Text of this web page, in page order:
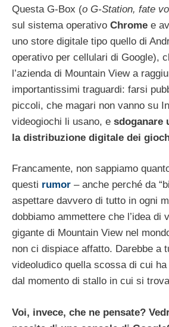
Questa G-Box (o G-Station, fate
sul sistema operativo Chrome e
uno store digitale tipo quello di
operativo per cellulari di Google),
l’azienda di Mountain View a
importantissimi traguardi: farsi
piccoli, che magari non vanno su
videogiochi li usano, e sdoganare
la distribuzione digitale dei
Francamente, non sappiamo
questi rumor – anche perché da
aspettare davvero di tutto in ogni
dobbiamo ammettere che l’idea di
gigante di Mountain View nel
non ci dispiace affatto. Darebbe a
videoludico quella scossa di cui
dal momento di stallo in cui si
Voi, invece, che ne pensate?